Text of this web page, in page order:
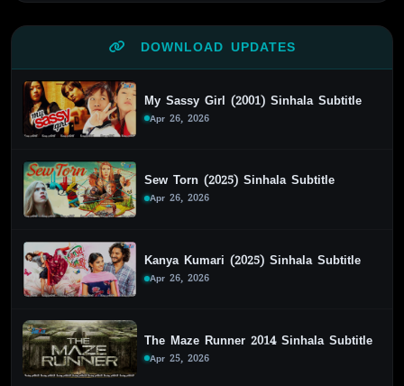
DOWNLOAD UPDATES
My Sassy Girl (2001) Sinhala Subtitle
Apr 26, 2026
Sew Torn (2025) Sinhala Subtitle
Apr 26, 2026
Kanya Kumari (2025) Sinhala Subtitle
Apr 26, 2026
The Maze Runner 2014 Sinhala Subtitle
Apr 25, 2026